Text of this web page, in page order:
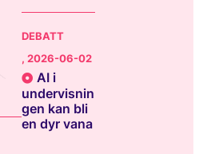
DEBATT
, 2026-06-02
AI i
undervisnin
gen kan bli
en dyr vana